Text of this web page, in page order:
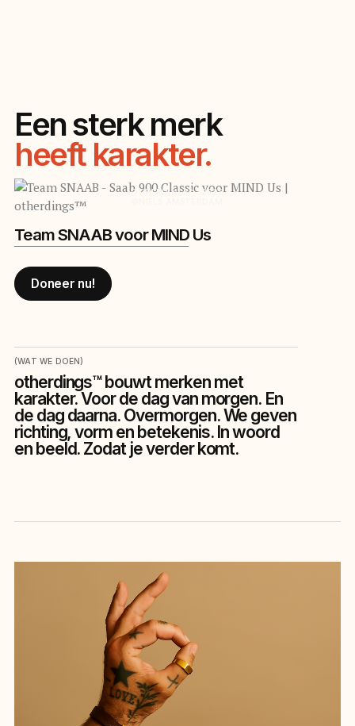
Een sterk merk
heeft karakter.
is herkenbaar.
blijft hangen.
raakt je.
verbindt.
leeft.
merk je.
OTHERDINGS™ 2026
Team SNAAB voor MIND Us
Doneer nu!
(WAT WE DOEN)
otherdings™bouwt merken met
karakter. Voor de dag van morgen. En
de dag daarna. Overmorgen. We geven
richting, vorm en betekenis. In woord
en beeld. Zodat je verder komt.
Recent werk